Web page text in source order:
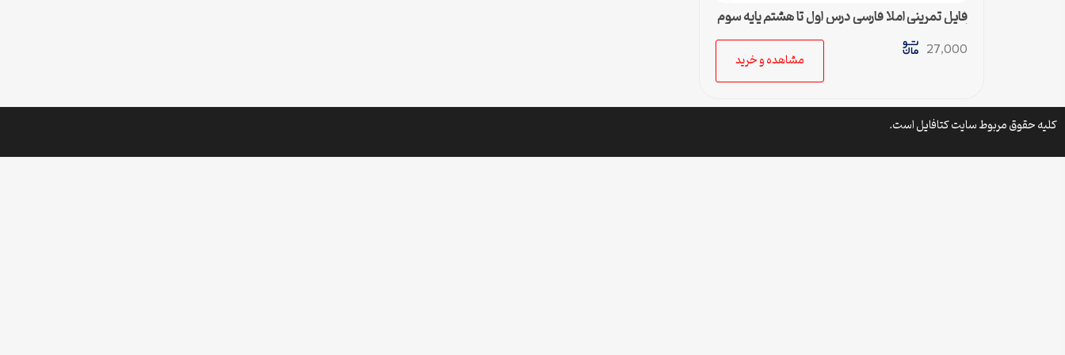
فایل تمرینی املا فارسی درس اول تا هشتم پایه سوم
ابتدایی
27,000
مشاهده و خرید
کلیه حقوق مربوط سایت کتافایل است.